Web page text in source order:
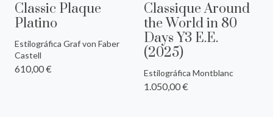
Classic Plaque
Platino
Estilográfica Graf von Faber
Castell
610,00 €
Classique Around
the World in 80
Days Y3 E.E.
(2025)
Estilográfica Montblanc
1.050,00 €